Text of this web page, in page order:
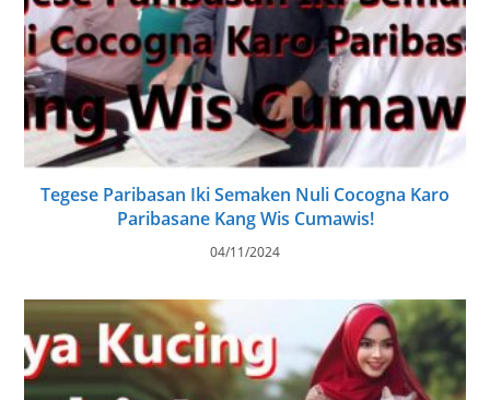
Tegese Paribasan Iki Semaken Nuli Cocogna Karo
Paribasane Kang Wis Cumawis!
04/11/2024